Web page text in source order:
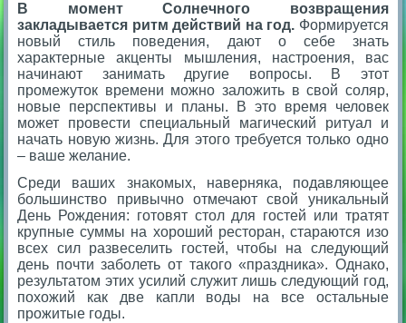
В момент Солнечного возвращения
закладывается ритм действий на год. Формируется
новый стиль поведения, дают о себе знать
характерные акценты мышления, настроения, вас
начинают занимать другие вопросы. В этот
промежуток времени можно заложить в свой соляр,
новые перспективы и планы. В это время человек
может провести специальный магический ритуал и
начать новую жизнь. Для этого требуется только одно
– ваше желание.
Среди ваших знакомых, наверняка, подавляющее
большинство привычно отмечают свой уникальный
День Рождения: готовят стол для гостей или тратят
крупные суммы на хороший ресторан, стараются изо
всех сил развеселить гостей, чтобы на следующий
день почти заболеть от такого «праздника». Однако,
результатом этих усилий служит лишь следующий год,
похожий как две капли воды на все остальные
прожитые годы.